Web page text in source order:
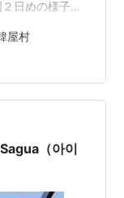
日めの様子を
ものはキツイ
国の麺料理で
いごとの時に
お祝いごとは無
から１７３番
屋村
（아이